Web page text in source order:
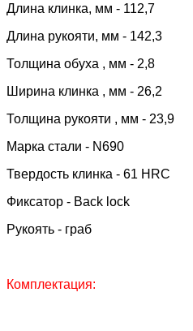
Длина клинка, мм - 112,7
Длина рукояти, мм - 142,3
Толщина обуха , мм - 2,8
Ширина клинка , мм - 26,2
Толщина рукояти , мм - 23,9
Марка стали - N690
Твердость клинка - 61 HRC
Фиксатор - Back lock
Рукоять - граб
Комплектация: